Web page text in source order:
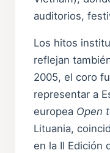
auditorios,
Los hitos
reflejan
2005, el coro
representar a
europea Open
Lituania,
en la II Edición